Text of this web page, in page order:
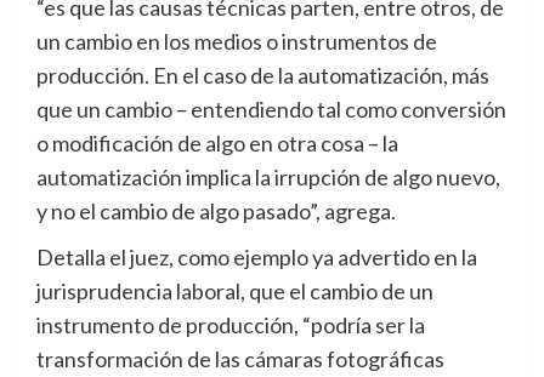
“es que las causas técnicas parten, entre otros, de
un cambio en los medios o instrumentos de
producción. En el caso de la automatización, más
que un cambio – entendiendo tal como conversión
o modificación de algo en otra cosa – la
automatización implica la irrupción de algo nuevo,
y no el cambio de algo pasado”, agrega.
Detalla el juez, como ejemplo ya advertido en la
jurisprudencia laboral, que el cambio de un
instrumento de producción, “podría ser la
transformación de las cámaras fotográficas